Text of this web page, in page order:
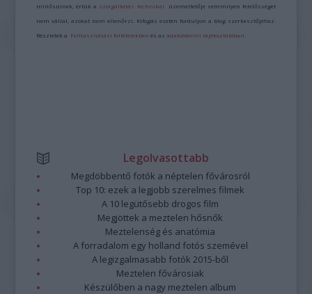
minősülnek, értük a szolgáltatás technikai üzemeltetője semmilyen felelősséget
nem vállal, azokat nem ellenőrzi. Kifogás esetén forduljon a blog szerkesztőjéhez.
Részletek a Felhasználási feltételekben és azadatvédelmi tájékoztatóban
Legolvasottabb
Megdöbbentő fotók a néptelen fővárosról
Top 10: ezek a legjobb szerelmes filmek
A 10 legütősebb drogos film
Megjöttek a meztelen hősnők
Meztelenség és anatómia
A forradalom egy holland fotós szemével
A legizgalmasabb fotók 2015-ből
Meztelen fővárosiak
Készülőben a nagy meztelen album